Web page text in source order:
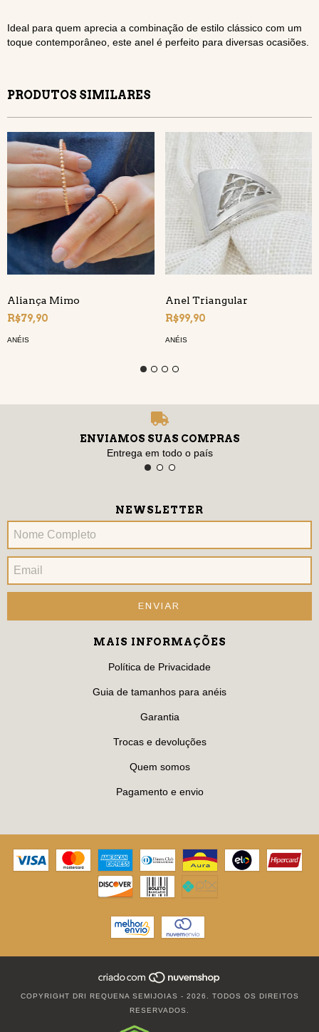
Ideal para quem aprecia a combinação de estilo clássico com um
toque contemporâneo, este anel é perfeito para diversas ocasiões.
PRODUTOS SIMILARES
Aliança Mimo
R$79,90
ANÉIS
Anel Triangular
R$99,90
ANÉIS
ENVIAMOS SUAS COMPRAS
Entrega em todo o país
NEWSLETTER
MAIS INFORMAÇÕES
Política de Privacidade
Guia de tamanhos para anéis
Garantia
Trocas e devoluções
Quem somos
Pagamento e envio
COPYRIGHT DRI REQUENA SEMIJOIAS - 2026. TODOS OS DIREITOS
RESERVADOS.